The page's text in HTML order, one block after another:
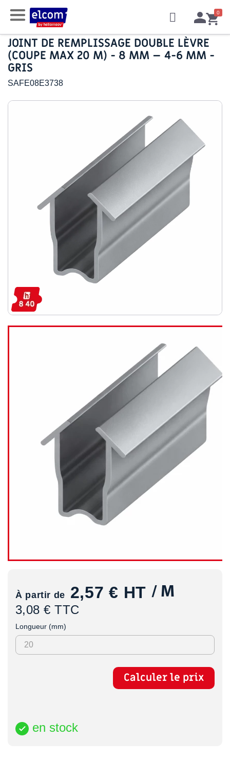
JOINT DE REMPLISSAGE DOUBLE LÈVRE
(COUPE MAX 20 M) - 8 MM – 4-6 MM -
GRIS
SAFE08E3738
À partir de 2,57 € HT / M
3,08 € TTC
Longueur (mm)
Calculer le prix
 en stock